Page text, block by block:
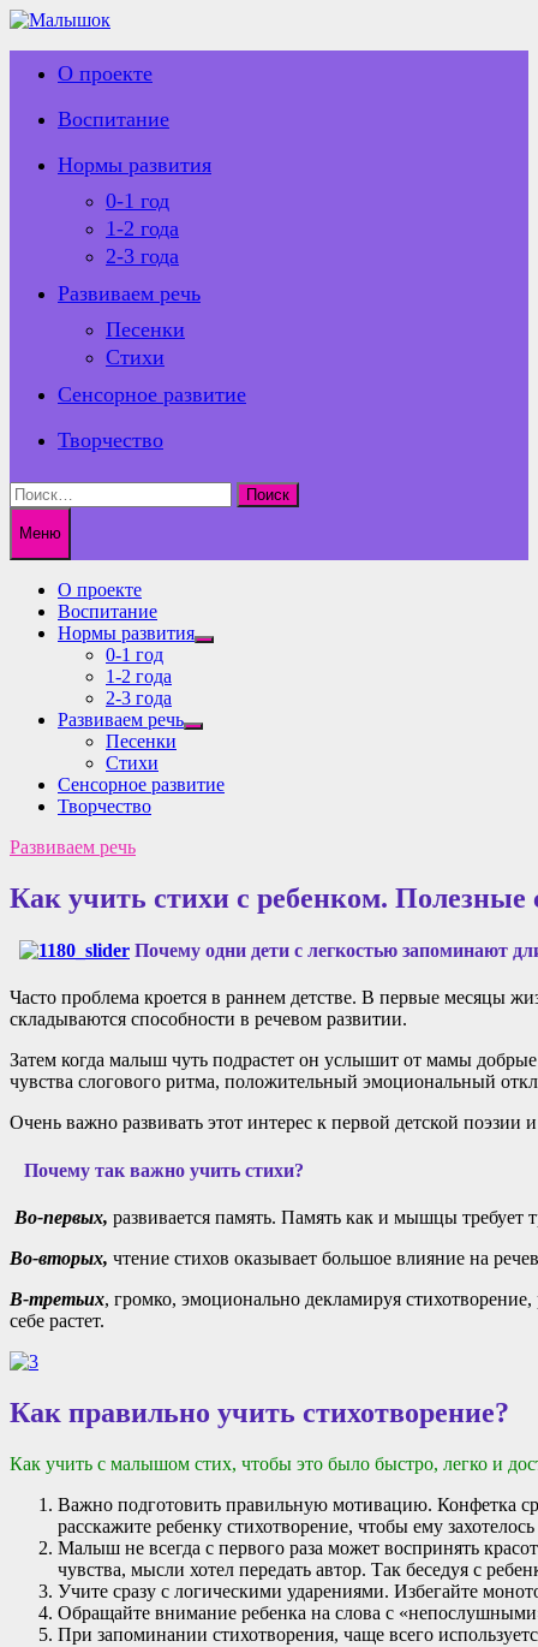
Перейти
содержимому
О проекте
Воспитание
Нормы развития
0-1 год
1-2 года
2-3 года
Развиваем речь
Песенки
Стихи
Сенсорное развитие
Творчество
Найти:
Меню
О проекте
Воспитание
Нормы развития
Показать
0-1 год
1-2 года
2-3 года
Развиваем речь
Показать
Песенки
Стихи
Сенсорное развитие
Творчество
Развиваем речь
Как учить стихи с ребенком. Полезные
Почему одни дети с легкостью запоминают
Часто проблема кроется в раннем детстве. В первые месяцы
складываются способности в речевом развитии.
Затем когда малыш чуть подрастет он услышит от мамы
чувства слогового ритма, положительный эмоциональный
Очень важно развивать этот интерес к первой детской
Почему так важно учить стихи?
Во-первых, развивается память. Память как и мышцы требует
Во-вторых, чтение стихов оказывает большое влияние на
В-третьих, громко, эмоционально декламируя
себе растет.
Как правильно учить стихотворение?
Как учить с малышом стих, чтобы это было быстро, легко и
Важно подготовить правильную мотивацию. Конфетка
расскажите ребенку стихотворение, чтобы ему
Малыш не всегда с первого раза может воспринять
чувства, мысли хотел передать автор. Так беседуя с
Учите сразу с логическими ударениями. Избегайте
Обращайте внимание ребенка на слова с
При запоминании стихотворения, чаще всего